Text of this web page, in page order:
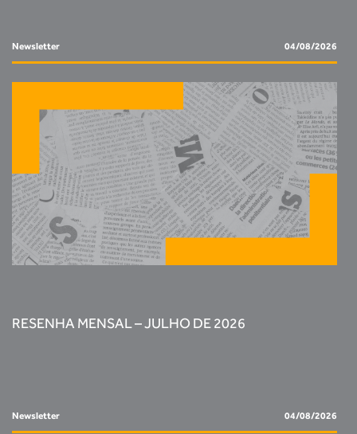
Newsletter 04/08/2026
RESENHA MENSAL – JULHO DE 2026
Newsletter 04/08/2026